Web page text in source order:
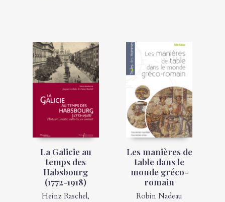
La Galicie au
temps des
Habsbourg
(1772-1918)
Heinz Raschel,
Les manières de
table dans le
monde gréco-
romain
Robin Nadeau